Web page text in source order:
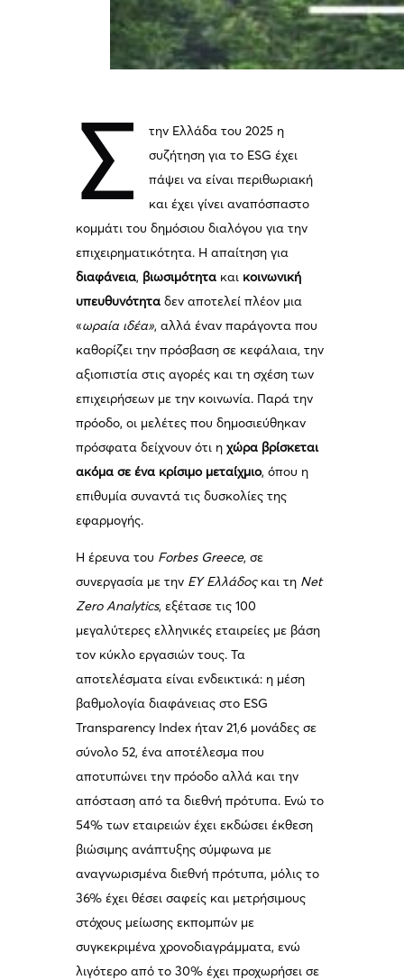
Σ
την Ελλάδα του 2025 η
συζήτηση για το ESG έχει
πάψει να είναι περιθωριακή
και έχει γίνει αναπόσπαστο
κομμάτι του δημόσιου διαλόγου για την
επιχειρηματικότητα. Η απαίτηση για
διαφάνεια, βιωσιμότητα και κοινωνική
υπευθυνότητα δεν αποτελεί πλέον μια
«ωραία ιδέα», αλλά έναν παράγοντα που
καθορίζει την πρόσβαση σε κεφάλαια, την
αξιοπιστία στις αγορές και τη σχέση των
επιχειρήσεων με την κοινωνία. Παρά την
πρόοδο, οι μελέτες που δημοσιεύθηκαν
πρόσφατα δείχνουν ότι ηχώρα βρίσκεται
ακόμα σε ένα κρίσιμο μεταίχμιο, όπου η
επιθυμία συναντά τις δυσκολίες της
εφαρμογής.
Η έρευνα του Forbes Greece, σε
συνεργασία με την EY Ελλάδοςκαι τη Net
Zero Analytics, εξέτασε τις 100
μεγαλύτερες ελληνικές εταιρείες με βάση
τον κύκλο εργασιών τους. Τα
αποτελέσματα είναι ενδεικτικά: η μέση
βαθμολογία διαφάνειας στο ESG
Transparency Index ήταν 21,6 μονάδες σε
σύνολο 52, ένα αποτέλεσμα που
αποτυπώνει την πρόοδο αλλά και την
απόσταση από τα διεθνή πρότυπα. Ενώ το
54% των εταιρειών έχει εκδώσει έκθεση
βιώσιμης ανάπτυξης σύμφωνα με
αναγνωρισμένα διεθνή πρότυπα, μόλις το
36% έχει θέσει σαφείς και μετρήσιμους
στόχους μείωσης εκπομπών με
συγκεκριμένα χρονοδιαγράμματα, ενώ
λιγότερο από το 30% έχει προχωρήσει σε